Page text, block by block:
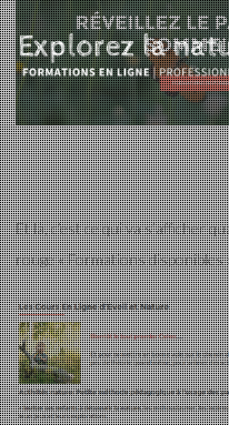
Eveil et
Outils et Formations
avec
Et là, c’est ce qui va s’afficher
rouge « Formations disponibles